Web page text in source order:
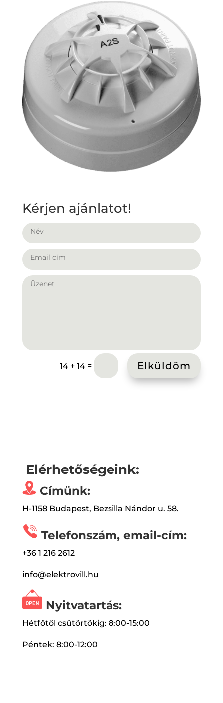
Kérjen ajánlatot!
14 + 14 = Elküldöm
Elérhetőségeink:
Címünk:
H-1158 Budapest, Bezsilla Nándor u. 58.
Telefonszám, email-cím:
+36 1 216 2612
info@elektrovill.hu
Nyitvatartás:
Hétfőtől csütörtökig: 8:00-15:00
Péntek: 8:00-12:00